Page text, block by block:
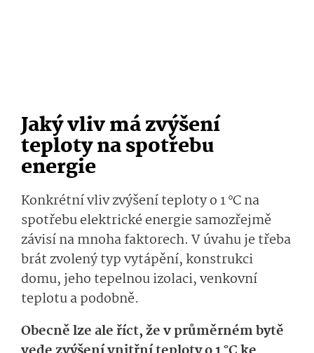
Jaký vliv má zvýšení
teploty na spotřebu
energie
Konkrétní vliv zvýšení teploty o 1 °C na
spotřebu elektrické energie samozřejmě
závisí na mnoha faktorech. V úvahu je třeba
brát zvolený typ vytápění, konstrukci
domu, jeho tepelnou izolaci, venkovní
teplotu a podobně.
Obecně lze ale říct, že v průměrném bytě